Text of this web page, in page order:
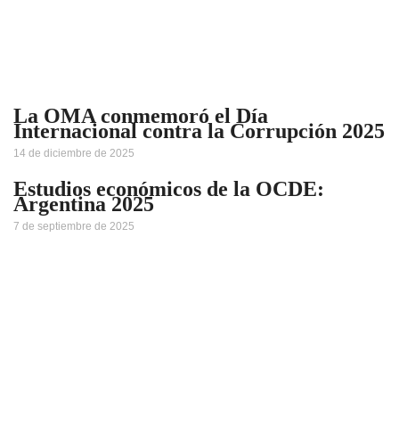
La OMA conmemoró el Día
Internacional contra la Corrupción 2025
14 de diciembre de 2025
Estudios económicos de la OCDE:
Argentina 2025
7 de septiembre de 2025